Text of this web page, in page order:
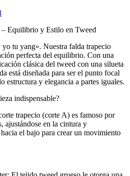
– Equilibrio y Estilo en Tweed
tu yang». Nuestra falda trapecio
perfecta del equilibrio. Con una
clásica del tweed con una silueta
está diseñada para ser el punto focal
estructura y elegancia a partes iguales.
indispensable?
trapecio (corte A) es famoso por
ajustándose en la cintura y
el bajo para crear un movimiento